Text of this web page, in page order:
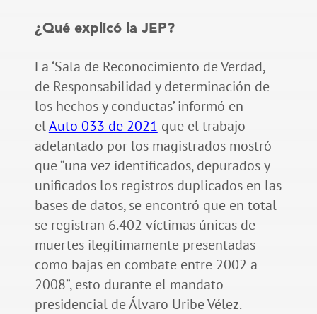
¿Qué explicó la JEP?
La ‘Sala de Reconocimiento de Verdad,
de Responsabilidad y determinación de
los hechos y conductas’ informó en
elAuto 033 de 2021 que el trabajo
adelantado por los magistrados mostró
que “una vez identificados, depurados y
unificados los registros duplicados en las
bases de datos, se encontró que en total
se registran 6.402 víctimas únicas de
muertes ilegítimamente presentadas
como bajas en combate entre 2002 a
2008”, esto durante el mandato
presidencial de Álvaro Uribe Vélez.